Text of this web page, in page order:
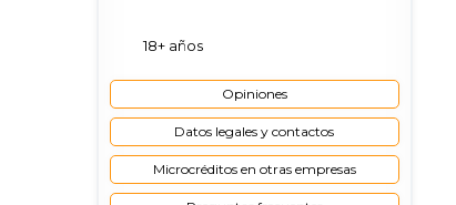
18+ años
Opiniones
Datos legales y contactos
Microcréditos en otras empresas